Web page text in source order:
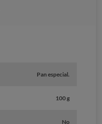
Pan especial.
100 g
No